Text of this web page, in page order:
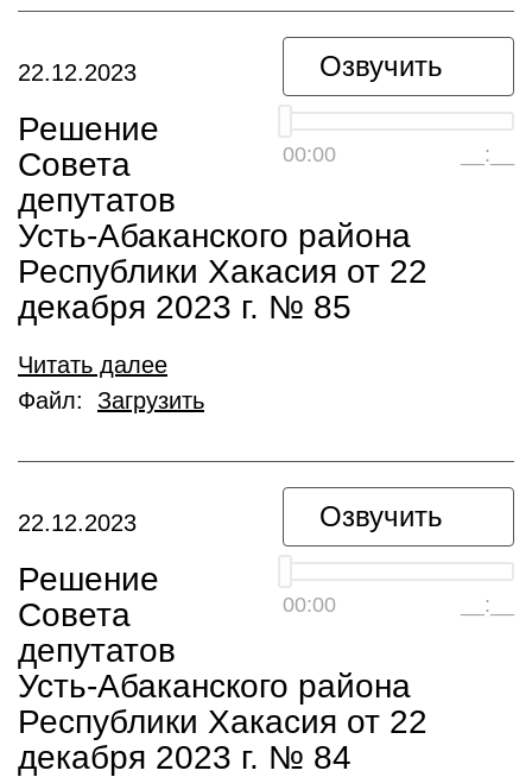
Озвучить
00:00 __:__
22.12.2023
Решение
Совета
депутатов
Усть-Абаканского района
Республики Хакасия от 22
декабря 2023 г. № 85
Читать далее
Файл: Загрузить
Озвучить
00:00 __:__
22.12.2023
Решение
Совета
депутатов
Усть-Абаканского района
Республики Хакасия от 22
декабря 2023 г. № 84